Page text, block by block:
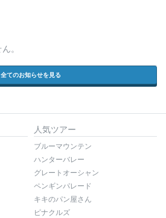
。
全てのお知らせを見る
人気ツアー
ブルーマウンテン
ハンターバレー
グレートオーシャン
ペンギンパレード
キキのパン屋さん
ピナクルズ